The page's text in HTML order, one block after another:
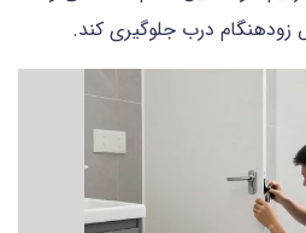
زودهنگام درب جلوگیری کند.